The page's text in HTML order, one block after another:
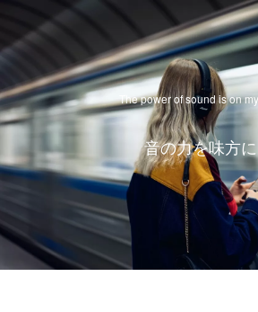
The power of sound is on
音の力を味方に